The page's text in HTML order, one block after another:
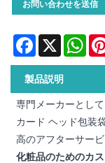
お問い合わせを送信
Facebook
X
製品説明
専門メーカーとし
カード ヘッド包装
高のアフターサー
化粧品のためのカ